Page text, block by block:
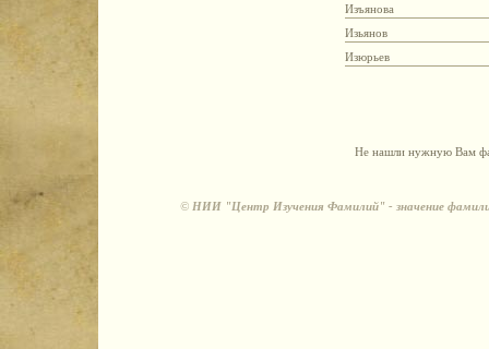
Изъянова
Изьянов
Изюрьев
Не нашли нужную Вам
© НИИ "Центр Изучения Фамилий" - значение